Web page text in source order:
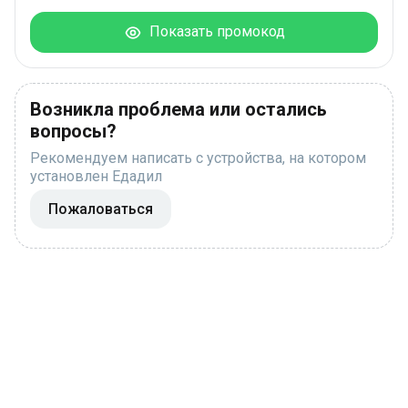
Показать промокод
Возникла проблема или остались
вопросы?
Рекомендуем написать с устройства, на котором
установлен Едадил
Пожаловаться